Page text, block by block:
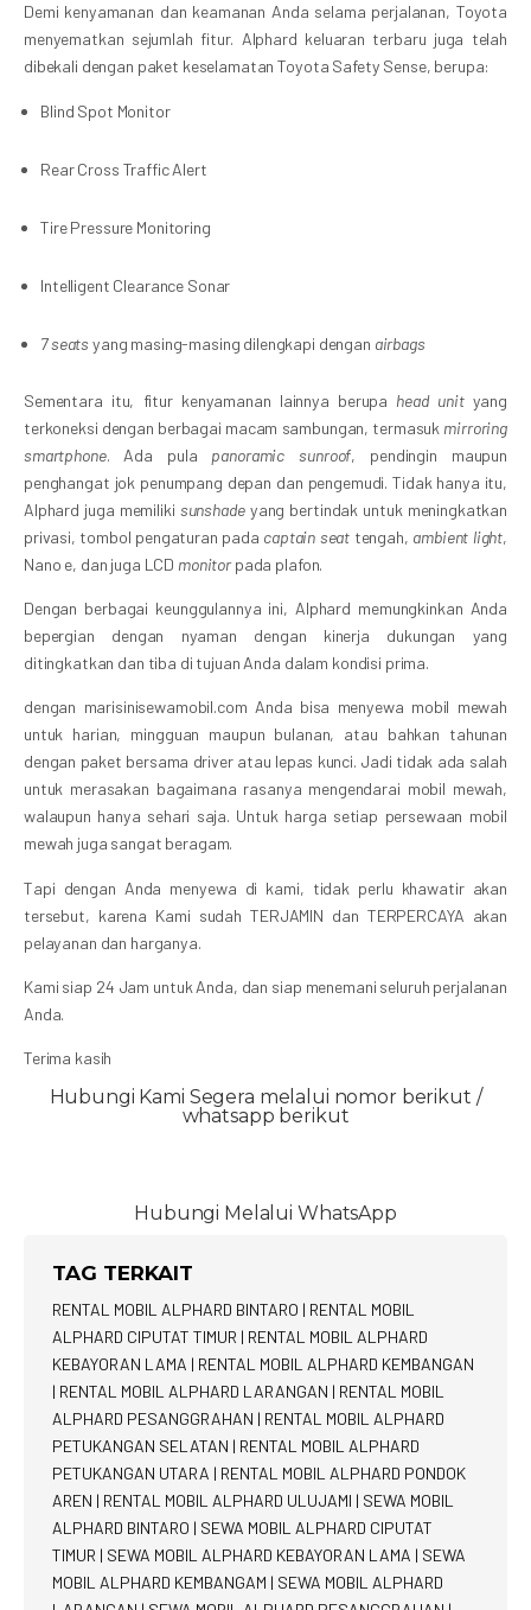
Demi kenyamanan dan keamanan Anda selama perjalanan, Toyota
menyematkan sejumlah fitur. Alphard keluaran terbaru juga telah
dibekali dengan paket keselamatan Toyota Safety Sense, berupa:
Blind Spot Monitor
Rear Cross Traffic Alert
Tire Pressure Monitoring
Intelligent Clearance Sonar
7 seatsyang masing-masing dilengkapi dengan airbags
Sementara itu, fitur kenyamanan lainnya berupa head unityang
terkoneksi dengan berbagai macam sambungan, termasuk mirroring
smartphone. Ada pula panoramic sunroof, pendingin maupun
penghangat jok penumpang depan dan pengemudi. Tidak hanya itu,
Alphard juga memiliki sunshadeyang bertindak untuk meningkatkan
privasi, tombol pengaturan pada captain seat tengah, ambient light,
Nano e, dan juga LCD monitorpada plafon.
Dengan berbagai keunggulannya ini, Alphard memungkinkan Anda
bepergian dengan nyaman dengan kinerja dukungan yang
ditingkatkan dan tiba di tujuan Anda dalam kondisi prima.
dengan marisinisewamobil.com Anda bisa menyewa mobil mewah
untuk harian, mingguan maupun bulanan, atau bahkan tahunan
dengan paket bersama driver atau lepas kunci. Jadi tidak ada salah
untuk merasakan bagaimana rasanya mengendarai mobil mewah,
walaupun hanya sehari saja. Untuk harga setiap persewaan mobil
mewah juga sangat beragam.
Tapi dengan Anda menyewa di kami, tidak perlu khawatir akan
tersebut, karena Kami sudah TERJAMIN dan TERPERCAYA akan
pelayanan dan harganya.
Kami siap 24 Jam untuk Anda, dan siap menemani seluruh perjalanan
Anda.
Terima kasih
Hubungi Kami Segera melalui nomor berikut /
whatsapp berikut
Hubungi Melalui WhatsApp
TAG TERKAIT
RENTAL MOBIL ALPHARD BINTARO | RENTAL MOBIL
ALPHARD CIPUTAT TIMUR | RENTAL MOBIL ALPHARD
KEBAYORAN LAMA | RENTAL MOBIL ALPHARD KEMBANGAN
| RENTAL MOBIL ALPHARD LARANGAN | RENTAL MOBIL
ALPHARD PESANGGRAHAN | RENTAL MOBIL ALPHARD
PETUKANGAN SELATAN | RENTAL MOBIL ALPHARD
PETUKANGAN UTARA | RENTAL MOBIL ALPHARD PONDOK
AREN | RENTAL MOBIL ALPHARD ULUJAMI | SEWA MOBIL
ALPHARD BINTARO | SEWA MOBIL ALPHARD CIPUTAT
TIMUR | SEWA MOBIL ALPHARD KEBAYORAN LAMA | SEWA
MOBIL ALPHARD KEMBANGAM | SEWA MOBIL ALPHARD